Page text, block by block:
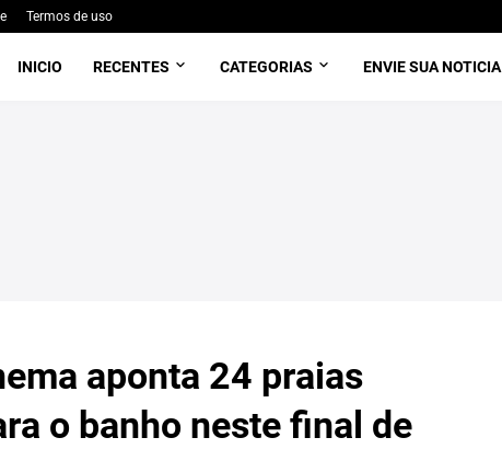
Termos de uso
INICIO RECENTES CATEGORIAS ENVIE SUA NOTICIA
aponta 24 praias
o banho neste final de